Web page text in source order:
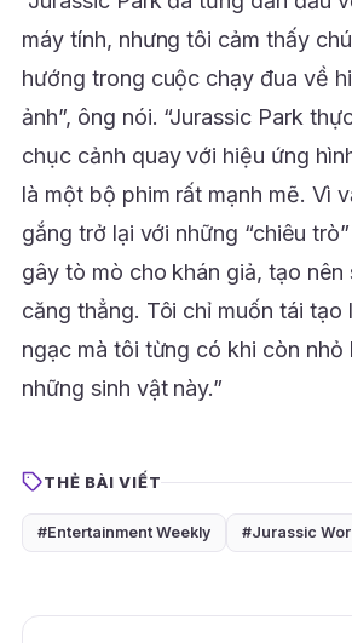
máy tính, nhưng tôi cảm thấy
hướng trong cuộc chạy đua về
ảnh”, ông nói. “Jurassic Park
chục cảnh quay với hiệu ứng
là một bộ phim rất mạnh mẽ. Vì
gắng trở lại với những “chiêu
gây tò mò cho khán giả, tạo nên
căng thẳng. Tôi chỉ muốn tái tạo
ngạc mà tôi từng có khi còn nhỏ
những sinh vật này.”
THẺ BÀI VIẾT
#Entertainment Weekly #Jurassic